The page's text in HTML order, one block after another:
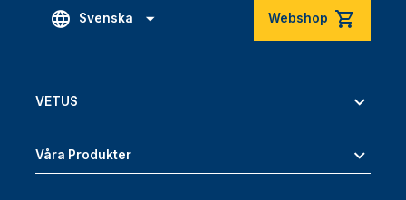
Svenska Webshop
VETUS
Våra Produkter